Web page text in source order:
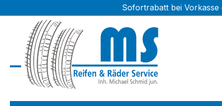
Zur Hauptnavigation springenSofortrabatt bei